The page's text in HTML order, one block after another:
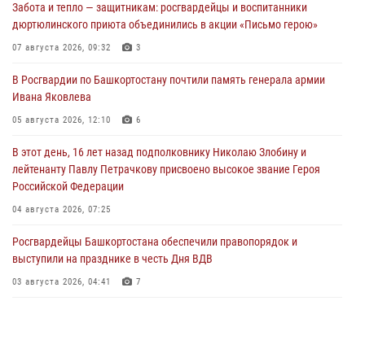
Забота и тепло — защитникам: росгвардейцы и воспитанники
дюртюлинского приюта объединились в акции «Письмо герою»
07 августа 2026, 09:32 3
В Росгвардии по Башкортостану почтили память генерала армии
Ивана Яковлева
05 августа 2026, 12:10 6
В этот день, 16 лет назад подполковнику Николаю Злобину и
лейтенанту Павлу Петрачкову присвоено высокое звание Героя
Российской Федерации
04 августа 2026, 07:25
Росгвардейцы Башкортостана обеспечили правопорядок и
выступили на празднике в честь Дня ВДВ
03 августа 2026, 04:41 7